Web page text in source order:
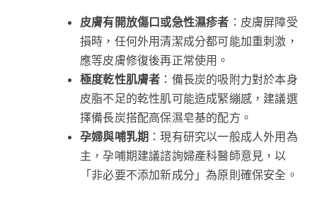
皮膚有開放傷口或急性濕疹者 ：皮膚屏障受
損時，任何外用清潔成分都可能加重刺激，
應等皮膚修復後再正常使用。
極度乾性肌膚者 ：備長炭的吸附力對於本身
皮脂不足的乾性肌可能造成緊繃感，建議選
擇備長炭搭配高保濕皂基的配方。
孕婦與哺乳期 ：現有研究以一般成人外用為
主，孕哺期建議諮詢婦產科醫師意見，以
「非必要不添加新成分」為原則確保安全。